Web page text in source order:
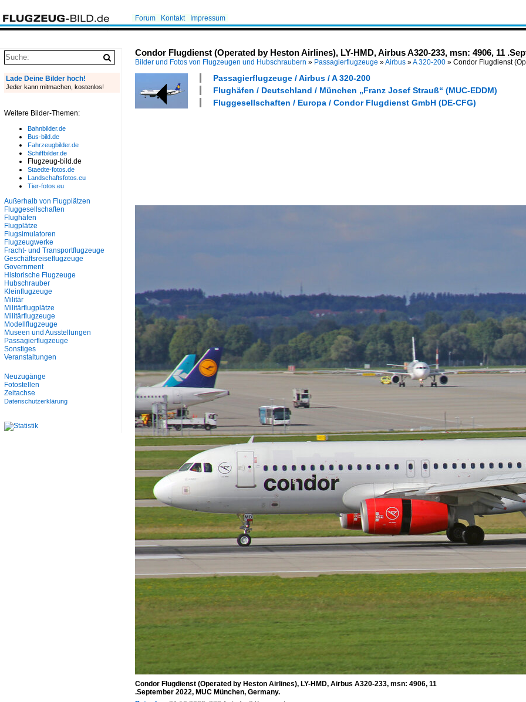
Forum Kontakt Impressum
Condor Flugdienst (Operated by Heston Airlines), LY-HMD, Airbus A320-233, msn: 4906, 11
Bilder und Fotos von Flugzeugen und Hubschraubern » Passagierflugzeuge »Airbus »A 320-200 » Condor Flugdienst
Passagierflugzeuge / Airbus / A 320-200
Flughäfen / Deutschland / München „Franz Josef Strauß“ (MUC-EDDM)
Fluggesellschaften / Europa / Condor Flugdienst GmbH (DE-CFG)
Condor Flugdienst (Operated by Heston Airlines), LY-HMD, Airbus A320-233, msn: 4906, 11
.September 2022, MUC München, Germany.
Lade Deine Bilder hoch!
Jeder kann mitmachen, kostenlos!
Weitere Bilder-Themen:
Bahnbilder.de
Bus-bild.de
Fahrzeugbilder.de
Schiffbilder.de
Flugzeug-bild.de
Staedte-fotos.de
Landschaftsfotos.eu
Tier-fotos.eu
Außerhalb von Flugplätzen
Fluggesellschaften
Flughäfen
Flugplätze
Flugsimulatoren
Flugzeugwerke
Fracht- und Transportflugzeuge
Geschäftsreiseflugzeuge
Government
Historische Flugzeuge
Hubschrauber
Kleinflugzeuge
Militär
Militärflugplätze
Militärflugzeuge
Modellflugzeuge
Museen und Ausstellungen
Passagierflugzeuge
Sonstiges
Veranstaltungen
Neuzugänge
Fotostellen
Zeitachse
Datenschutzerklärung